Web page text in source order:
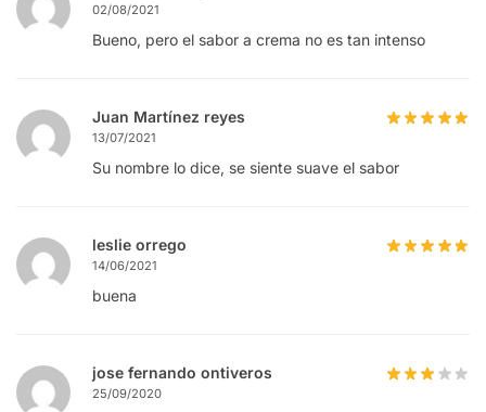
02/08/2021
Bueno, pero el sabor a crema no es tan intenso
Juan Martínez reyes
13/07/2021
Su nombre lo dice, se siente suave el sabor
leslie orrego
14/06/2021
buena
jose fernando ontiveros
25/09/2020